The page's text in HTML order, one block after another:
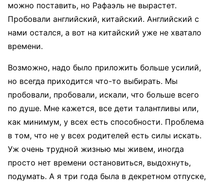
можно поставить, но Рафаэль не вырастет.
Пробовали английский, китайский. Английский с
нами остался, а вот на китайский уже не хватало
времени.
Возможно, надо было приложить больше усилий,
но всегда приходится что-то выбирать. Мы
пробовали, пробовали, искали, что больше всего
по душе. Мне кажется, все дети талантливы или,
как минимум, у всех есть способности. Проблема
в том, что не у всех родителей есть силы искать.
Уж очень трудной жизнью мы живем, иногда
просто нет времени остановиться, выдохнуть,
подумать. А я три года была в декретном отпуске,